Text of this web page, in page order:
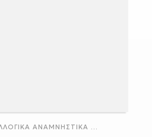
ΑΝΑΜΝΗΣΤΙΚΆ ...